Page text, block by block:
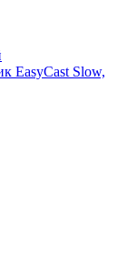
EasyCast Slow,